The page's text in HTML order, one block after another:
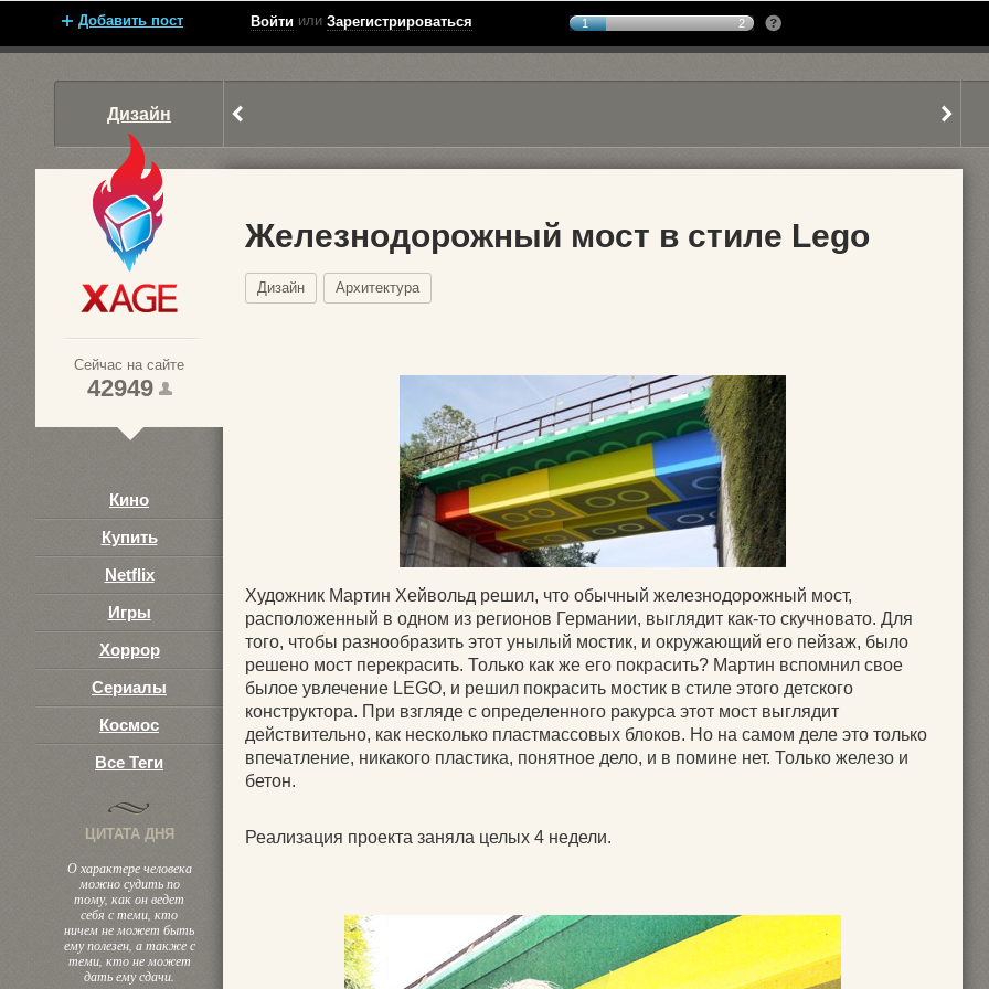
Добавить пост Войти или Зарегистрироваться 1 2
Дизайн
Сейчас на сайте
42949
Кино
Купить
Netflix
Игры
Хоррор
Сериалы
Космос
Все Теги
ЦИТАТА ДНЯ
О характере человека
можно судить по
тому, как он ведет
себя с теми, кто
ничем не может быть
ему полезен, а также с
теми, кто не может
дать ему сдачи.
Железнодорожный мост в стиле Lego
Дизайн Архитектура
Художник Мартин Хейвольд решил, что обычный железнодорожный мост,
расположенный в одном из регионов Германии, выглядит как-то скучновато. Для
того, чтобы разнообразить этот унылый мостик, и окружающий его пейзаж, было
решено мост перекрасить. Только как же его покрасить? Мартин вспомнил свое
былое увлечение LEGO, и решил покрасить мостик в стиле этого детского
конструктора. При взгляде с определенного ракурса этот мост выглядит
действительно, как несколько пластмассовых блоков. Но на самом деле это только
впечатление, никакого пластика, понятное дело, и в помине нет. Только железо и
бетон.
Реализация проекта заняла целых 4 недели.